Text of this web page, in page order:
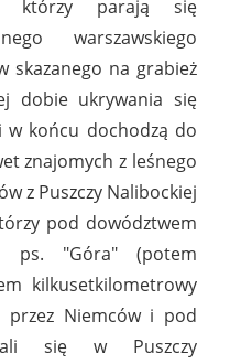
którzy parają się
warszawskiego
skazanego na grabież
dobie ukrywania się
końcu dochodzą do
znajomych z leśnego
z Puszczy Nalibockiej
pod dowództwem
ps. "Góra" (potem
kilkusetkilometrowy
przez Niemców i pod
się w Puszczy